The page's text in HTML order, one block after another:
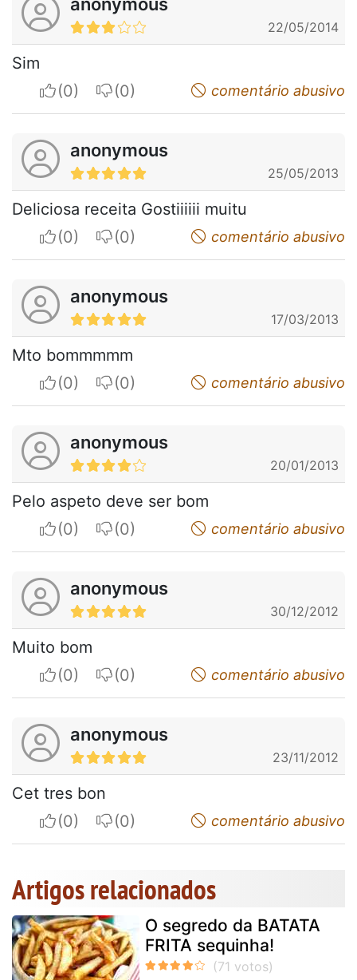
22/05/2014
Sim
I apreciateI do not appreciatecomentário abusivo
anonymous
25/05/2013
Deliciosa receita Gostiiiiii muitu
I apreciateI do not appreciatecomentário abusivo
anonymous
17/03/2013
Mto bommmmm
I apreciateI do not appreciatecomentário abusivo
anonymous
20/01/2013
Pelo aspeto deve ser bom
I apreciateI do not appreciatecomentário abusivo
anonymous
30/12/2012
Muito bom
I apreciateI do not appreciatecomentário abusivo
anonymous
23/11/2012
Cet tres bon
I apreciateI do not appreciatecomentário abusivo
Artigos relacionados
O segredo da BATATA
FRITA sequinha!